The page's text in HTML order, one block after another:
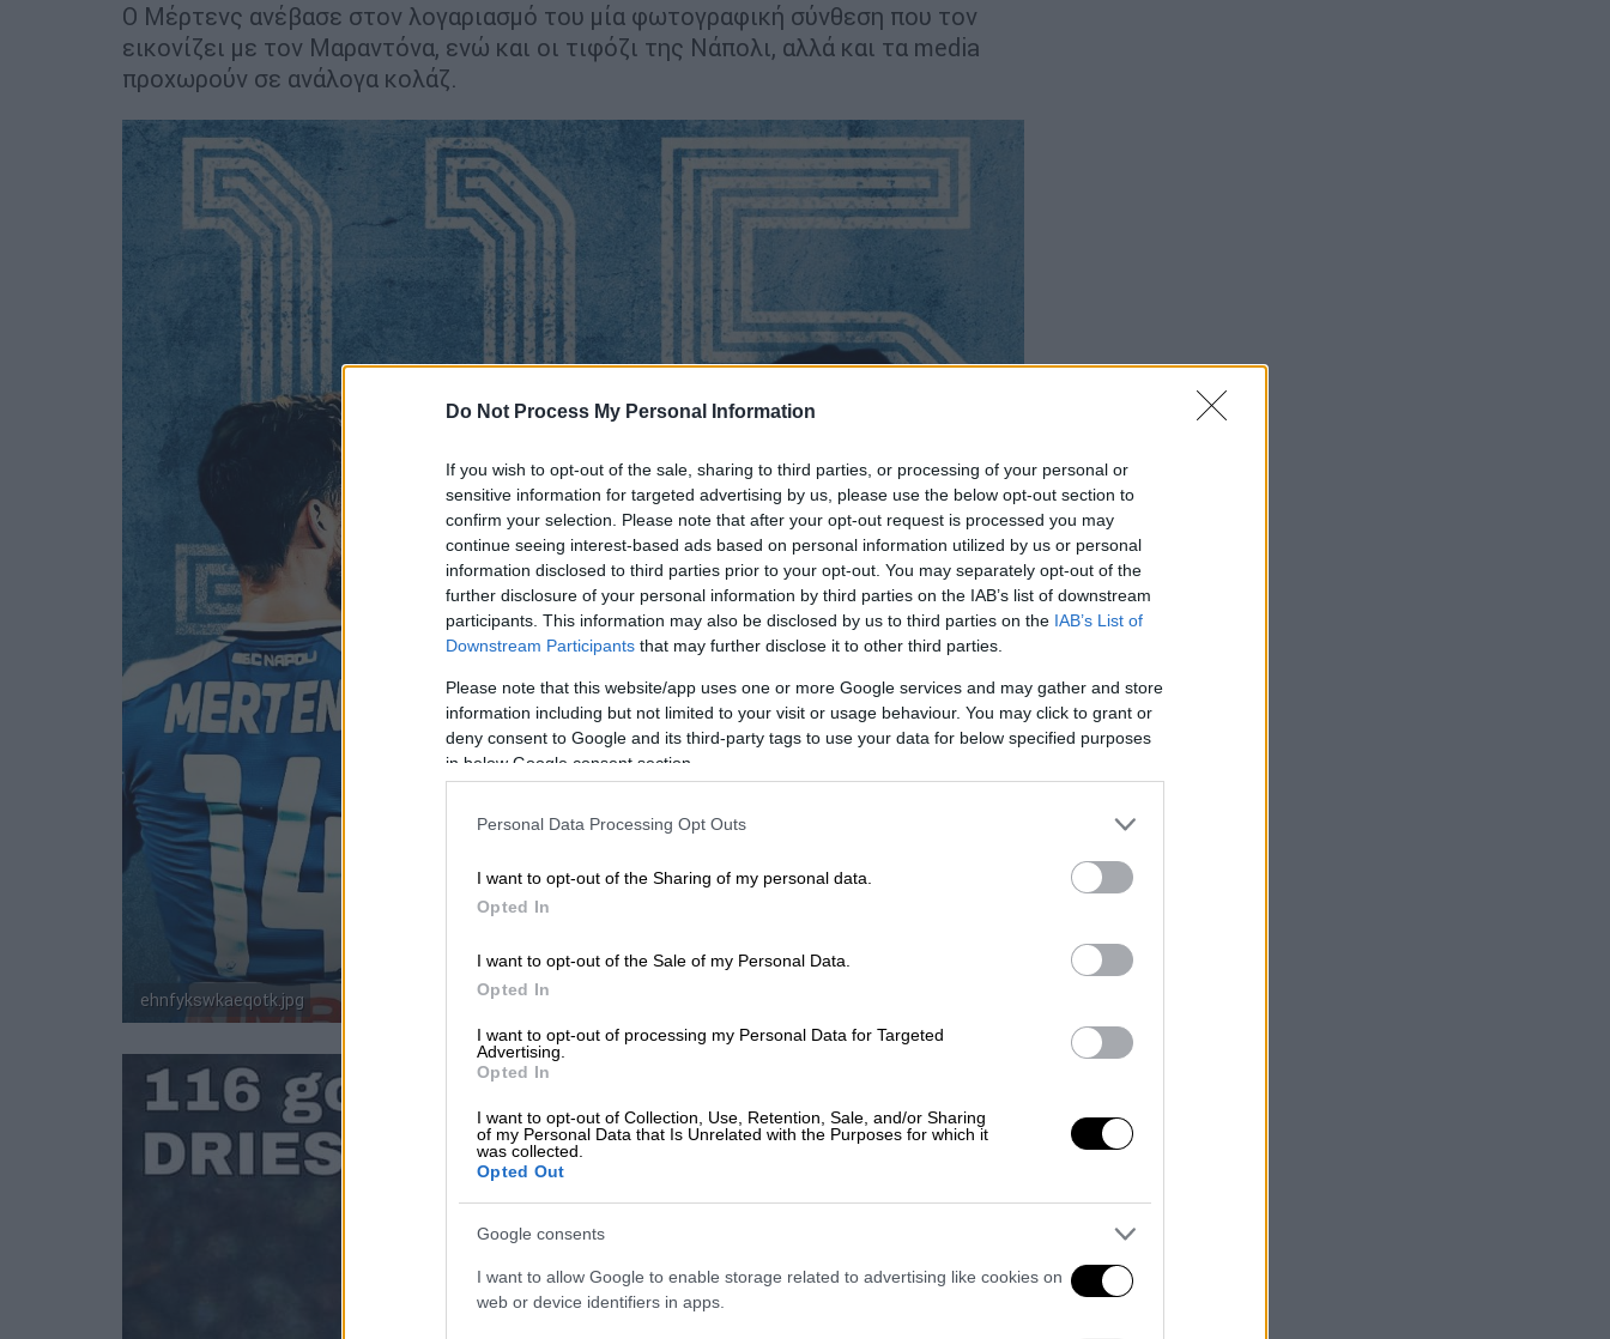
Do Not Process My Personal Information
If you wish to opt-out of the sale, sharing to third parties, or processing of your personal or
sensitive information for targeted advertising by us, please use the below opt-out section to
confirm your selection. Please note that after your opt-out request is processed you may
continue seeing interest-based ads based on personal information utilized by us or personal
information disclosed to third parties prior to your opt-out. You may separately opt-out of the
further disclosure of your personal information by third parties on the IAB’s list of downstream
participants. This information may also be disclosed by us to third parties on the IAB’s List of
Downstream Participants that may further disclose it to other third parties.
Please note that this website/app uses one or more Google services and may gather and store
information including but not limited to your visit or usage behaviour. You may click to grant or
deny consent to Google and its third-party tags to use your data for below specified purposes
in below Google consent section.
Personal Data Processing Opt Outs
I want to opt-out of the Sharing of my personal data.
Opted In
I want to opt-out of the Sale of my Personal Data.
Opted In
I want to opt-out of processing my Personal Data for Targeted
Advertising.
Opted In
I want to opt-out of Collection, Use, Retention, Sale, and/or Sharing
of my Personal Data that Is Unrelated with the Purposes for which it
was collected.
Opted Out
Google consents
I want to allow Google to enable storage related to advertising like cookies on
web or device identifiers in apps.
Ο Μέρτενς ανέβασε στον λογαριασμό του μία φωτογραφική σύνθεση που τον
εικονίζει με τον Μαραντόνα, ενώ και οι τιφόζι της Νάπολι, αλλά και τα media
προχωρούν σε ανάλογα κολάζ.
ehnfykswkaeqotk.jpg